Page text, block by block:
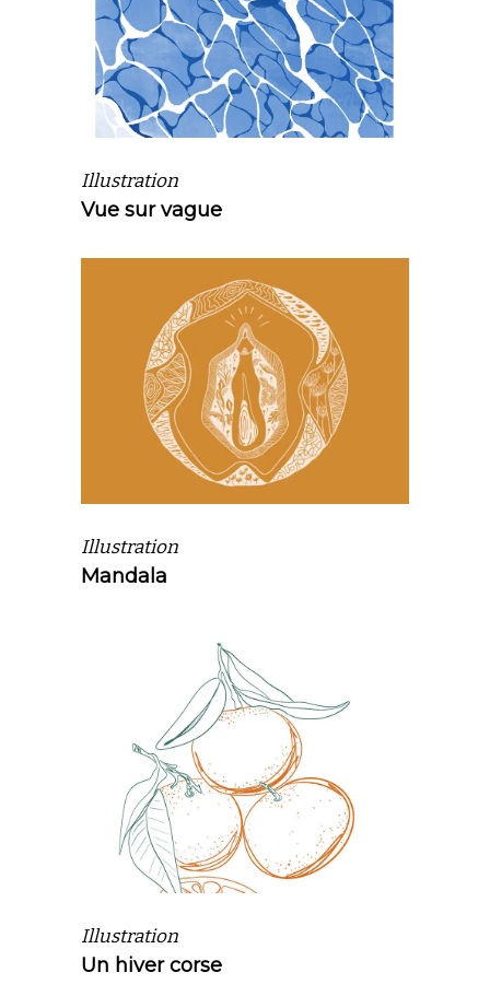
Illustration
Vue sur vague
Illustration
Mandala
Illustration
Un hiver corse